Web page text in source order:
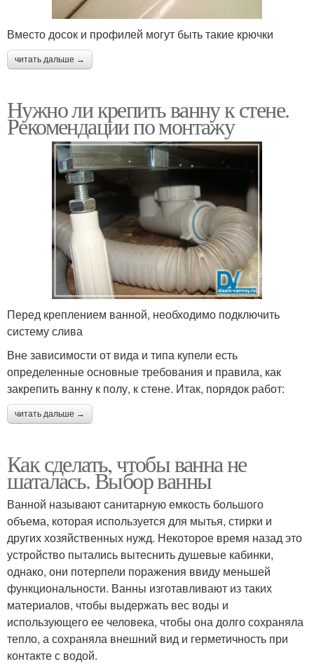
Вместо досок и профилей могут быть такие крючки
читать дальше →
Нужно ли крепить ванну к стене.
Рекомендации по монтажу
Перед креплением ванной, необходимо подключить
систему слива
Вне зависимости от вида и типа купели есть
определенные основные требования и правила, как
закрепить ванну к полу, к стене. Итак, порядок работ:
читать дальше →
Как сделать, чтобы ванна не
шаталась. Выбор ванны
Ванной называют санитарную емкость большого
объема, которая используется для мытья, стирки и
других хозяйственных нужд. Некоторое время назад это
устройство пытались вытеснить душевые кабинки,
однако, они потерпели поражения ввиду меньшей
функциональности. Ванны изготавливают из таких
материалов, чтобы выдержать вес воды и
использующего ее человека, чтобы она долго сохраняла
тепло, а сохраняла внешний вид и герметичность при
контакте с водой.